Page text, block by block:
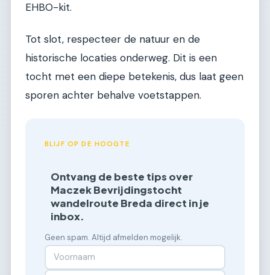
EHBO-kit.
Tot slot, respecteer de natuur en de
historische locaties onderweg. Dit is een
tocht met een diepe betekenis, dus laat geen
sporen achter behalve voetstappen.
BLIJF OP DE HOOGTE
Ontvang de beste tips over
Maczek Bevrijdingstocht
wandelroute Breda direct in je
inbox.
Geen spam. Altijd afmelden mogelijk.